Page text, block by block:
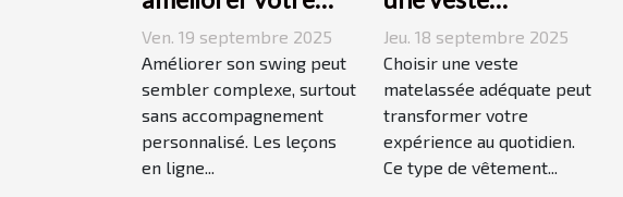
swing avec des
leçons en ligne
Ven. 19 septembre 2025
Améliorer son swing peut
sembler complexe, surtout
sans accompagnement
personnalisé. Les leçons
en ligne...
matelassée
adaptée à votre
style de vie ?
Jeu. 18 septembre 2025
Choisir une veste
matelassée adéquate peut
transformer votre
expérience au quotidien.
Ce type de vêtement...